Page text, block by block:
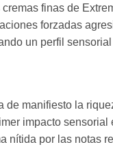
finas de
forzadas
un perfil
manifiesto la
impacto
nítida por las notas